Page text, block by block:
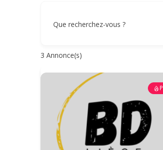
Que recherchez-vous ?
3 Annonce(s)